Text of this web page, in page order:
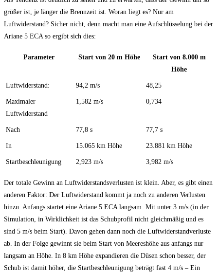
größer ist, je länger die Brennzeit ist. Woran liegt es? Nur am
Luftwiderstand? Sicher nicht, denn macht man eine Aufschlüsselung bei der
Ariane 5 ECA so ergibt sich dies:
Parameter Start von 20 m Höhe
Start von 8.000 m
Höhe
Luftwiderstand: 94,2 m/s 48,25
Maximaler
Luftwiderstand
1,582 m/s 0,734
Nach 77,8 s 77,7 s
In 15.065 km Höhe 23.881 km Höhe
Startbeschleunigung 2,923 m/s 3,982 m/s
Der totale Gewinn an Luftwiderstandsverlusten ist klein. Aber, es gibt einen
anderen Faktor: Der Luftwiderstand kommt ja noch zu anderen Verlusten
hinzu. Anfangs startet eine Ariane 5 ECA langsam. Mit unter 3 m/s (in der
Simulation, in Wirklichkeit ist das Schubprofil nicht gleichmäßig und es
sind 5 m/s beim Start). Davon gehen dann noch die Luftwiderstandverluste
ab. In der Folge gewinnt sie beim Start von Meereshöhe aus anfangs nur
langsam an Höhe. In 8 km Höhe expandieren die Düsen schon besser, der
Schub ist damit höher, die Startbeschleunigung beträgt fast 4 m/s – Ein